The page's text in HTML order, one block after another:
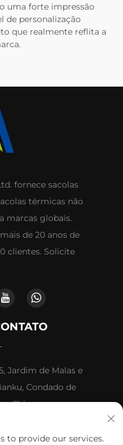
uma forte impressão
de personalização
que realmente reflita a
fornece sacolas
térmicas não
marcas globais.
de 20 anos de
clientes. Solicite
Jardim de Malas e
Condado de
China
to provide our services.